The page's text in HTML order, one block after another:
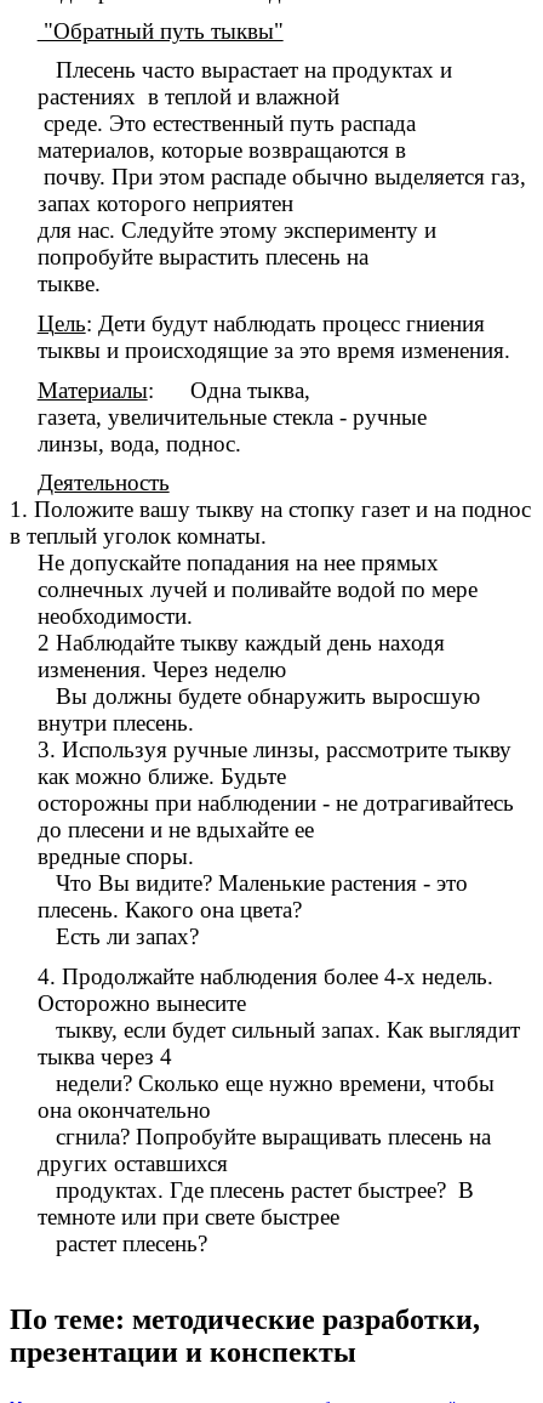
"Обратный путь тыквы"
Плесень часто вырастает на продуктах и
растениях в теплой и влажной
среде. Это естественный путь распада
материалов, которые возвращаются в
почву. При этом распаде обычно выделяется газ,
запах которого неприятен
для нас. Следуйте этому эксперименту и
попробуйте вырастить плесень на
тыкве.
Цель: Дети будут наблюдать процесс гниения
тыквы и происходящие за это время изменения.
Материалы: Одна тыква,
газета, увеличительные стекла - ручные
линзы, вода, поднос.
Деятельность
1. Положите вашу тыкву на стопку газет и на поднос
в теплый уголок комнаты.
Не допускайте попадания на нее прямых
солнечных лучей и поливайте водой по мере
необходимости.
2 Наблюдайте тыкву каждый день находя
изменения. Через неделю
Вы должны будете обнаружить выросшую
внутри плесень.
3. Используя ручные линзы, рассмотрите тыкву
как можно ближе. Будьте
осторожны при наблюдении - не дотрагивайтесь
до плесени и не вдыхайте ее
вредные споры.
Что Вы видите? Маленькие растения - это
плесень. Какого она цвета?
Есть ли запах?
4. Продолжайте наблюдения более 4-х недель.
Осторожно вынесите
тыкву, если будет сильный запах. Как выглядит
тыква через 4
недели? Сколько еще нужно времени, чтобы
она окончательно
сгнила? Попробуйте выращивать плесень на
других оставшихся
продуктах. Где плесень растет быстрее? В
темноте или при свете быстрее
растет плесень?
По теме: методические разработки,
презентации и конспекты